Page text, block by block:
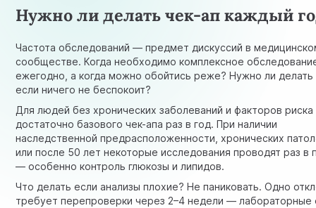
Нужно ли делать чек-ап каждый
Частота обследований — предмет дискуссий в
сообществе. Когда необходимо комплексное
ежегодно, а когда можно обойтись реже? Нужно ли делать
если ничего не беспокоит?
Для людей без хронических заболеваний и факторов риска
достаточно базового чек-апа раз в год. При наличии
наследственной предрасположенности, хронических
или после 50 лет некоторые исследования проводят раз в
— особенно контроль глюкозы и липидов.
Что делать если анализы плохие? Не паниковать. Одно
требует перепроверки через 2–4 недели — лабораторные